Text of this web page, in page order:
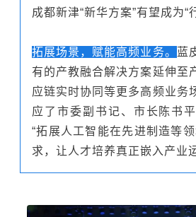
成都新津“新华方案”有望成为“
拓展场景，赋能高频业务。
蓝
有的产教融合解决方案延伸至
应链实时协同等更多高频业务
应了市委副书记、市长陈书
“拓展人工智能在先进制造等
求，让人才培养真正嵌入产业